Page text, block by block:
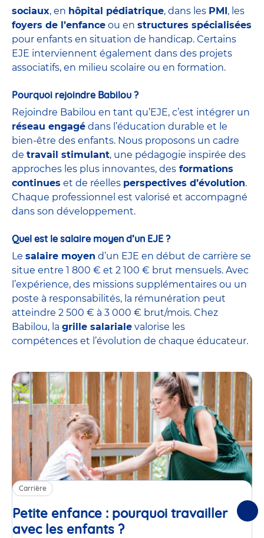
sociaux, en hôpital pédiatrique, dans les PMI, les
foyers de l’enfance ou en structures spécialisées
pour enfants en situation de handicap. Certains
EJE interviennent également dans des projets
associatifs, en milieu scolaire ou en formation.
Pourquoi rejoindre Babilou ?
Rejoindre Babilou en tant qu’EJE, c’est intégrer un
réseau engagé dans l’éducation durable et le
bien-être des enfants. Nous proposons un cadre
de travail stimulant, une pédagogie inspirée des
approches les plus innovantes, des formations
continues et de réelles perspectives d’évolution.
Chaque professionnel est valorisé et accompagné
dans son développement.
Quel est le salaire moyen d’un EJE ?
Le salaire moyen d’un EJE en début de carrière se
situe entre 1 800 € et 2 100 € brut mensuels. Avec
l’expérience, des missions supplémentaires ou un
poste à responsabilités, la rémunération peut
atteindre 2 500 € à 3 000 € brut/mois. Chez
Babilou, la grille salariale valorise les
compétences et l’évolution de chaque éducateur.
Carrière
Petite enfance : pourquoi travailler
avec les enfants ?Article